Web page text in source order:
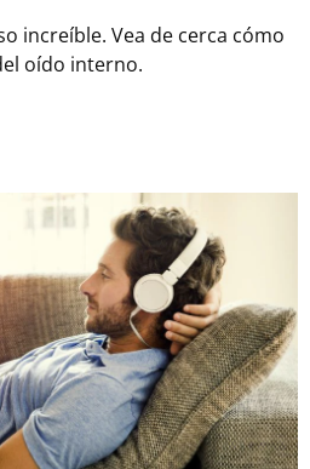
increíble. Vea de cerca cómo
oído interno.